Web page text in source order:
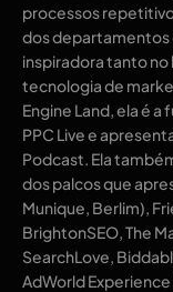
processos
dos departamentos
inspiradora tanto no
tecnologia de
Engine Land, ela é
PPC Live e
Podcast. Ela
dos palcos que
Munique, Berlim),
BrightonSEO, The
SearchLove,
AdWorld